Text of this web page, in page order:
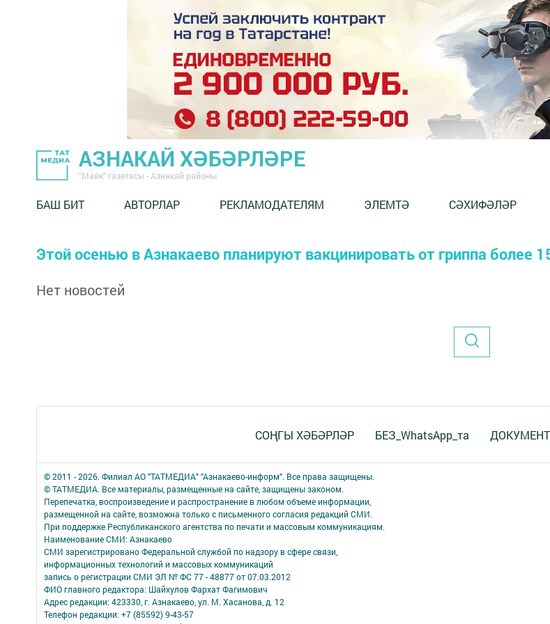
АЗНАКАЙ ХӘБӘРЛӘРЕ
"Маяк" газетасы - Азнакай районы
БАШ БИТ АВТОРЛАР РЕКЛАМОДАТЕЛЯМ ЭЛЕМТӘ СӘХИФӘЛӘР
Этой осенью в Азнакаево планируют вакцинировать от гриппа более
Нет новостей
СОҢГЫ ХӘБӘРЛӘР БЕЗ_WhatsApp_та
© 2011 - 2026. Филиал АО "ТАТМЕДИА" "Азнакаево-информ". Все права защищены.
© ТАТМЕДИА. Все материалы, размещенные на сайте, защищены законом.
Перепечатка, воспроизведение и распространение в любом объеме информации,
размещенной на сайте, возможна только с письменного согласия редакций СМИ.
При поддержке Республиканского агентства по печати и массовым коммуникациям.
Наименование СМИ: Азнакаево
СМИ зарегистрировано Федеральной службой по надзору в сфере связи,
информационных технологий и массовых коммуникаций
запись о регистрации СМИ ЭЛ № ФС 77 - 48877 от 07.03.2012
ФИО главного редактора: Шайхулов Фархат Фагимович
Адрес редакции: 423330, г. Азнакаево, ул. М. Хасанова, д. 12
Телефон редакции: +7 (85592) 9-43-57